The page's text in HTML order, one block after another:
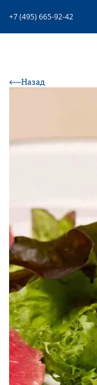
+7 (495) 665-92-42
Назад